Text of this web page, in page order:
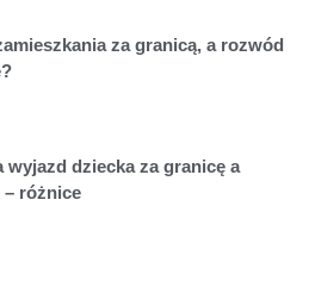
za granicą, a rozwód
wyjazd dziecka za granicę a
różnice